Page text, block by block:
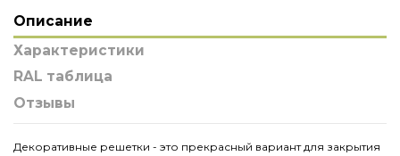
Описание
Характеристики
RAL таблица
Отзывы
Декоративные решетки - это прекрасный вариант для закрытия